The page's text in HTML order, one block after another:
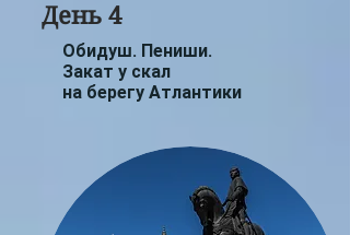
День 4
Обидуш. Пениши.
Закат у скал
на берегу Атлантики